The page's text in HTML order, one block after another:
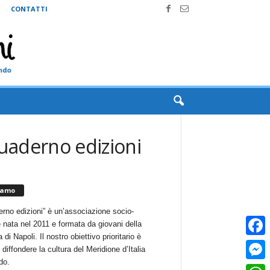
CONTATTI
edizioni
edizioni” è un’associazione socio-
nata nel 2011 e formata da giovani della
di Napoli. Il nostro obiettivo prioritario è
la cultura del Meridione d’Italia